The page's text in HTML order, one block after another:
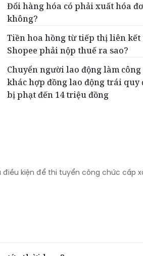
Đổi hàng hóa có phải xuất hóa
không?
Tiền hoa hồng từ tiếp thị liên kết
Shopee phải nộp thuế ra sao?
Chuyển người lao động làm công
khác hợp đồng lao động trái quy
bị phạt đến 14 triệu đồng
kiện để thi tuyển công chức cấp